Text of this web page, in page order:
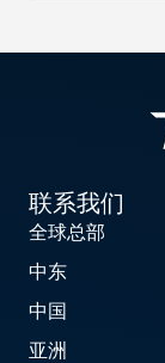
联系我们
全球总部
中东
中国
亚洲